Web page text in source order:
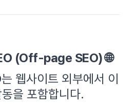
(Off-page SEO) 🌐
는 웹사이트 외부에서 이
을 포함합니다.